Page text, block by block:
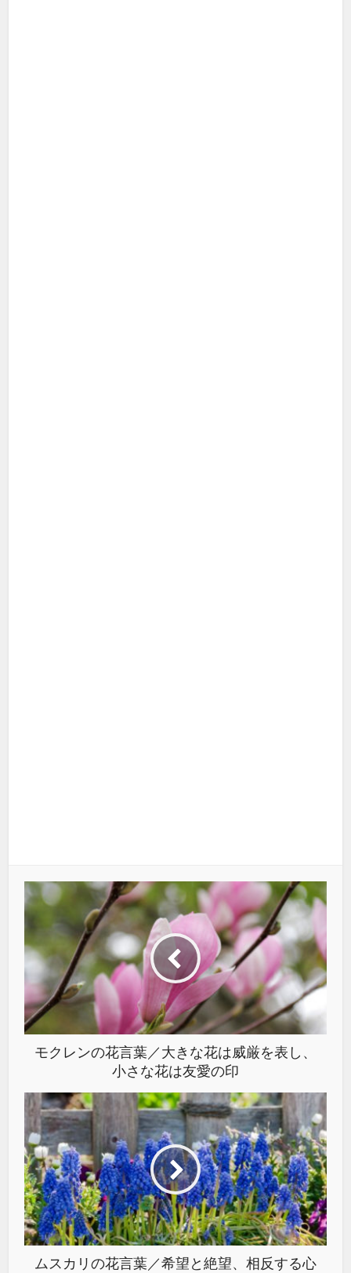
モクレンの花言葉／大きな花は威厳を表し、
小さな花は友愛の印
ムスカリの花言葉／希望と絶望、相反する心